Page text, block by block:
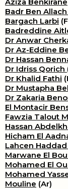
Badr Ben Allach
Bargach Larbi
Badreddine
Dr Anwar
Dr Az-Eddine
Dr Hassan
Dr Idriss Qorich
Dr Khalid Fathi
Dr Mustapha
Dr Zakaria
El Montacir
Fawzia Talout
Hassan
Hicham El
Lahcen Haddad
Marwane El
Mohamed El
Mohamed
Mouline (Ar)